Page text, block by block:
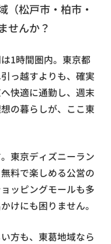
（松戸市・柏市・
せんか？
1時間圏内。東京都
っ越すよりも、確実
快適に通勤し、週末
の暮らしが、ここ東
東京ディズニーラン
料で楽しめる公営の
ッピングモールも多
けにも困りません。
方も、東葛地域なら